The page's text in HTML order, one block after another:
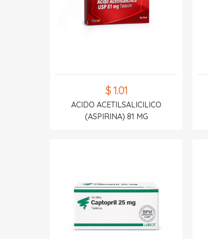
$ 1.01
ACIDO ACETILSALICILICO
(ASPIRINA) 81 MG